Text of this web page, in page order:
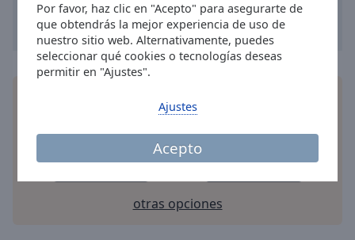
Por favor, haz clic en "Acepto" para asegurarte de
que obtendrás la mejor experiencia de uso de
nuestro sitio web. Alternativamente, puedes
seleccionar qué cookies o tecnologías deseas
permitir en "Ajustes".
Acepto
Ajustes
su teléfono y escucha sus estaciones de radio en
línea favoritas dondequiera que esté!
otras opciones